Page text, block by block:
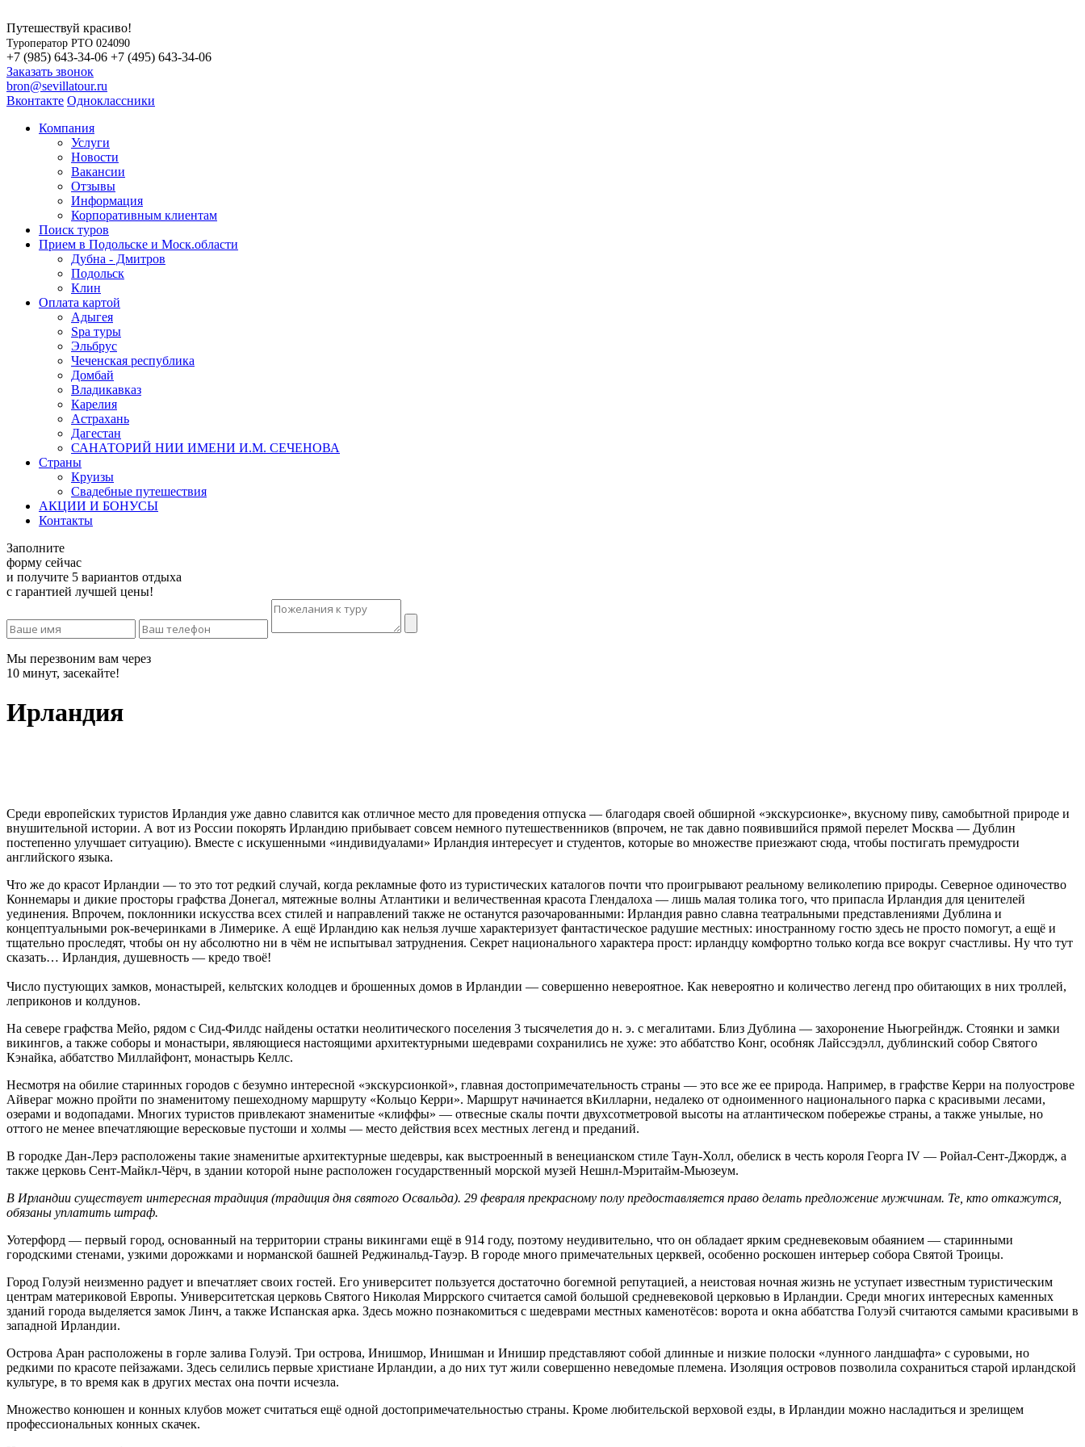
Путешествуй красиво!
Туроператор РТО 024090
+7 (985) 643-34-06 +7 (495) 643-34-06
Заказать звонок
bron@sevillatour.ru
Вконтакте Одноклассники
Компания
Услуги
Новости
Вакансии
Отзывы
Информация
Корпоративным клиентам
Поиск туров
Прием в Подольске и Моск.области
Дубна - Дмитров
Подольск
Клин
Оплата картой
Адыгея
Spa туры
Эльбрус
Чеченская республика
Домбай
Владикавказ
Карелия
Астрахань
Дагестан
САНАТОРИЙ НИИ ИМЕНИ И.М. СЕЧЕНОВА
Страны
Круизы
Свадебные путешествия
АКЦИИ И БОНУСЫ
Контакты
Заполните
форму сейчас
и получите 5 вариантов отдыха
с гарантией лучшей цены!
Мы перезвоним вам через
10 минут, засекайте!
Ирландия
Среди европейских туристов Ирландия уже давно славится как отличное место для проведения отпуска — благодаря своей обширной «экскурсионке», вкусному пиву, самобытной природе и
внушительной истории. А вот из России покорять Ирландию прибывает совсем немного путешественников (впрочем, не так давно появившийся прямой перелет Москва — Дублин
постепенно улучшает ситуацию). Вместе с искушенными «индивидуалами» Ирландия интересует и студентов, которые во множестве приезжают сюда, чтобы постигать премудрости
английского языка.
Что же до красот Ирландии — то это тот редкий случай, когда рекламные фото из туристических каталогов почти что проигрывают реальному великолепию природы. Северное одиночество
Коннемары и дикие просторы графства Донегал, мятежные волны Атлантики и величественная красота Глендалоха — лишь малая толика того, что припасла Ирландия для ценителей
уединения. Впрочем, поклонники искусства всех стилей и направлений также не останутся разочарованными: Ирландия равно славна театральными представлениями Дублина и
концептуальными рок-вечеринками в Лимерике. А ещё Ирландию как нельзя лучше характеризует фантастическое радушие местных: иностранному гостю здесь не просто помогут, а ещё и
тщательно проследят, чтобы он ну абсолютно ни в чём не испытывал затруднения. Секрет национального характера прост: ирландцу комфортно только когда все вокруг счастливы. Ну что тут
сказать… Ирландия, душевность — кредо твоё!
Число пустующих замков, монастырей, кельтских колодцев и брошенных домов в Ирландии — совершенно невероятное. Как невероятно и количество легенд про обитающих в них троллей,
леприконов и колдунов.
На севере графства Мейо, рядом с Сид-Филдс найдены остатки неолитического поселения 3 тысячелетия до н. э. с мегалитами. Близ Дублина — захоронение Ньюгрейндж. Стоянки и замки
викингов, а также соборы и монастыри, являющиеся настоящими архитектурными шедеврами сохранились не хуже: это аббатство Конг, особняк Лайссэдэлл, дублинский собор Святого
Кэнайка, аббатство Миллайфонт, монастырь Келлс.
Несмотря на обилие старинных городов с безумно интересной «экскурсионкой», главная достопримечательность страны — это все же ее природа. Например, в графстве Керри на полуострове
Айвераг можно пройти по знаменитому пешеходному маршруту «Кольцо Керри». Маршрут начинается вКилларни, недалеко от одноименного национального парка с красивыми лесами,
озерами и водопадами. Многих туристов привлекают знаменитые «клиффы» — отвесные скалы почти двухсотметровой высоты на атлантическом побережье страны, а также унылые, но
оттого не менее впечатляющие вересковые пустоши и холмы — место действия всех местных легенд и преданий.
В городке Дан-Лерэ расположены такие знаменитые архитектурные шедевры, как выстроенный в венецианском стиле Таун-Холл, обелиск в честь короля Георга IV — Ройал-Сент-Джордж, а
также церковь Сент-Майкл-Чёрч, в здании которой ныне расположен государственный морской музей Нешнл-Мэритайм-Мьюзеум.
В Ирландии существует интересная традиция (традиция дня святого Освальда). 29 февраля прекрасному полу предоставляется право делать предложение мужчинам. Те, кто откажутся,
обязаны уплатить штраф.
Уотерфорд — первый город, основанный на территории страны викингами ещё в 914 году, поэтому неудивительно, что он обладает ярким средневековым обаянием — старинными
городскими стенами, узкими дорожками и норманской башней Реджинальд-Тауэр. В городе много примечательных церквей, особенно роскошен интерьер собора Святой Троицы.
Город Голуэй неизменно радует и впечатляет своих гостей. Его университет пользуется достаточно богемной репутацией, а неистовая ночная жизнь не уступает известным туристическим
центрам материковой Европы. Университетская церковь Святого Николая Миррского считается самой большой средневековой церковью в Ирландии. Среди многих интересных каменных
зданий города выделяется замок Линч, а также Испанская арка. Здесь можно познакомиться с шедеврами местных каменотёсов: ворота и окна аббатства Голуэй считаются самыми красивыми в
западной Ирландии.
Острова Аран расположены в горле залива Голуэй. Три острова, Инишмор, Инишман и Инишир представляют собой длинные и низкие полоски «лунного ландшафта» с суровыми, но
редкими по красоте пейзажами. Здесь селились первые христиане Ирландии, а до них тут жили совершенно неведомые племена. Изоляция островов позволила сохраниться старой ирландской
культуре, в то время как в других местах она почти исчезла.
Множество конюшен и конных клубов может считаться ещё одной достопримечательностью страны. Кроме любительской верховой езды, в Ирландии можно насладиться и зрелищем
профессиональных конных скачек.